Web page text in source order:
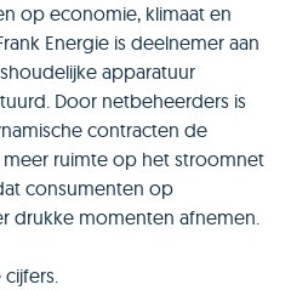
op economie, klimaat en
Energie is deelnemer aan
apparatuur
Door netbeheerders is
contracten de
ruimte op het stroomnet
consumenten op
drukke momenten afnemen.